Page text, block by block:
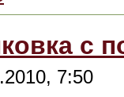
с
7:50